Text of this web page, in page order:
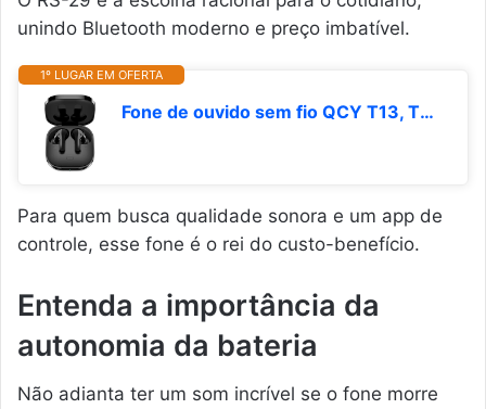
unindo Bluetooth moderno e preço imbatível.
1º LUGAR EM OFERTA
Fone de ouvido sem fio QCY T13, TWS Bluetooth 5.1 com 4 microfones Touch Control IPX5 à prova d'água 40 horas de tempo de reprodução
Para quem busca qualidade sonora e um app de
controle, esse fone é o rei do custo-benefício.
Entenda a importância da
autonomia da bateria
Não adianta ter um som incrível se o fone morre